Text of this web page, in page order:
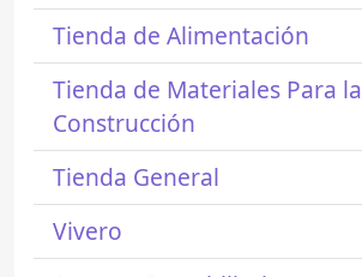
Tienda de Alimentación
Tienda de Materiales Para la
Construcción
Tienda General
Vivero